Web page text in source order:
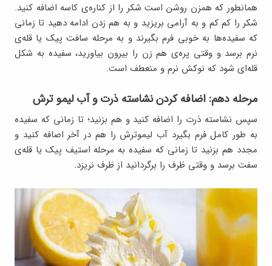
همانطور که همزن روشن است شکر را از کناره‌ی کاسه اضافه کنید.
شکر را کم کم و به آرامی بریزید و به هم زدن ادامه دهید تا زمانی
که سفیده‌ها به خوبی فرم بگیرند و به مرحله سافت پیک یا قله‌ی
نرم برسد و وقتی پره‌ی هم زن را بیرون بیاورید، سفیده به شکل
قله‌ای شود که نوکش نرم و منعطف است.
مرحله دهم: اضافه کردن نشاسته ذرت و آب لیمو ترش
سپس نشاسته ذرت را اضافه کنید و هم بزنید؛ تا زمانی که سفیده
به طور کامل فرم بگیرد آب لیموترش را هم در آخر اصافه کنید و
مجدد هم بزنید تا زمانی که سفیده به مرحله استیف پیک یا قله‌ی
سفت برسد و وقتی ظرف را برگردانید از ظرف نریزد.